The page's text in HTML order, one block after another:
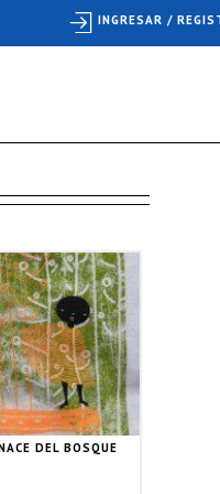
DEL BOSQUE
INGRESAR /